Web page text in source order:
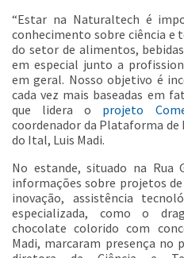
“Estar na Naturaltech é
conhecimento sobre ciência e
do setor de alimentos,
em especial junto a
em geral. Nosso objetivo é
cada vez mais baseadas em
que lidera o projeto
coordenador da Plataforma de
do Ital, Luis Madi.
No estande, situado na Rua
informações sobre projetos
inovação, assistência
especializada, como o
chocolate colorido com
Madi, marcaram presença no